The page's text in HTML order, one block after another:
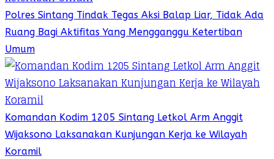
Polres Sintang Tindak Tegas Aksi Balap Liar, Tidak Ada
Ruang Bagi Aktifitas Yang Mengganggu Ketertiban
Umum
Komandan Kodim 1205 Sintang Letkol Arm Anggit
Wijaksono Laksanakan Kunjungan Kerja ke Wilayah
Koramil